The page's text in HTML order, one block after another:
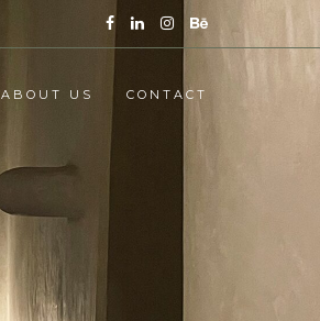
ABOUT US CONTACT